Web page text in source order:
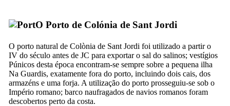
O Porto de Colónia de Sant Jordi
O porto natural de Colònia de Sant Jordi foi utilizado a partir o
IV do século antes de JC para exportar o sal do salinos; vestígios
Púnicos desta época encontram-se sempre sobre a pequena ilha
Na Guardis, exatamente fora do porto, incluindo dois cais, dos
armazéns e uma forja. A utilização do porto prosseguiu-se sob o
Império romano; barco naufragados de navios romanos foram
descobertos perto da costa.